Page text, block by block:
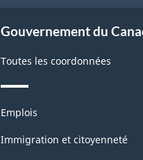
Gouvernement du
Toutes les coordonnées
Thèmes
sujets
Emplois
Immigration et citoyenneté